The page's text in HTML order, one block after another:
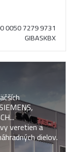
0050 7279 9731
GIBASKBX
veretien a
dielov.